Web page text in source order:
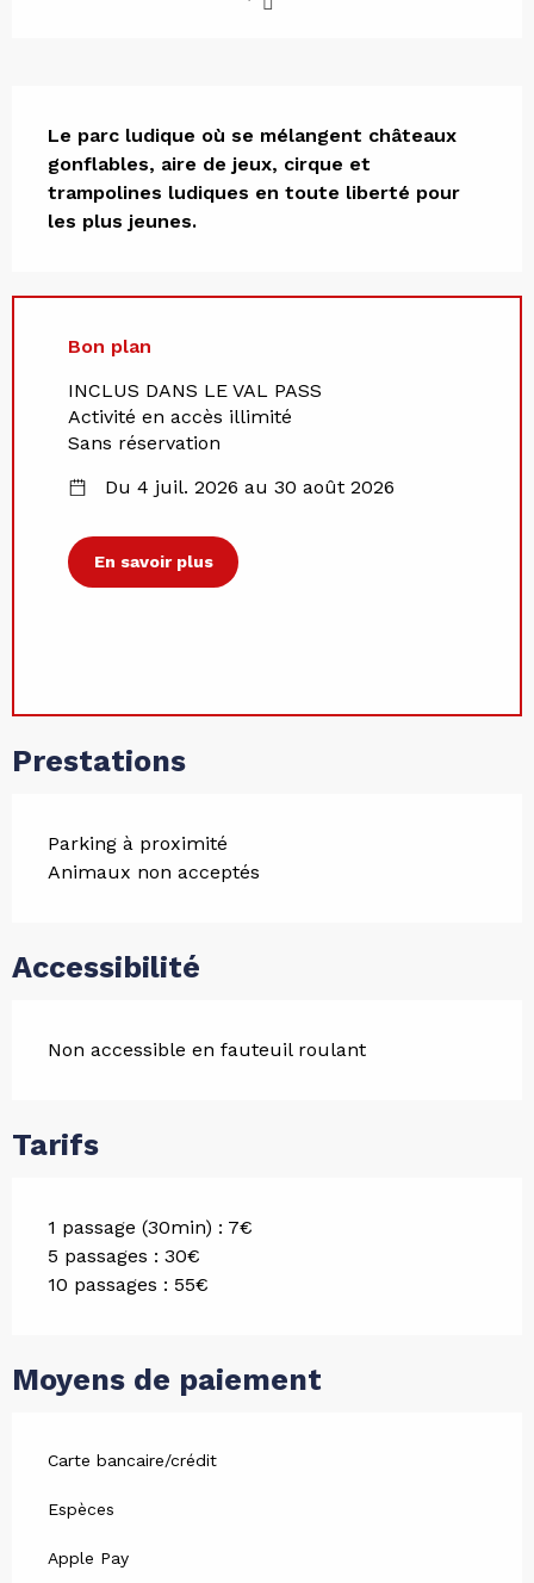
Le parc ludique où se mélangent châteaux
gonflables, aire de jeux, cirque et
trampolines ludiques en toute liberté pour
les plus jeunes.
Bon plan
INCLUS DANS LE VAL PASS
Activité en accès illimité
Sans réservation
Du 4 juil. 2026 au 30 août 2026
En savoir plus
Prestations
Parking à proximité
Animaux non acceptés
Accessibilité
Non accessible en fauteuil roulant
Tarifs
1 passage (30min) : 7€
5 passages : 30€
10 passages : 55€
Moyens de paiement
Carte bancaire/crédit
Espèces
Apple Pay